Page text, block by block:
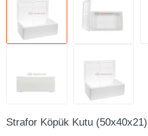
Strafor Köpük Kutu